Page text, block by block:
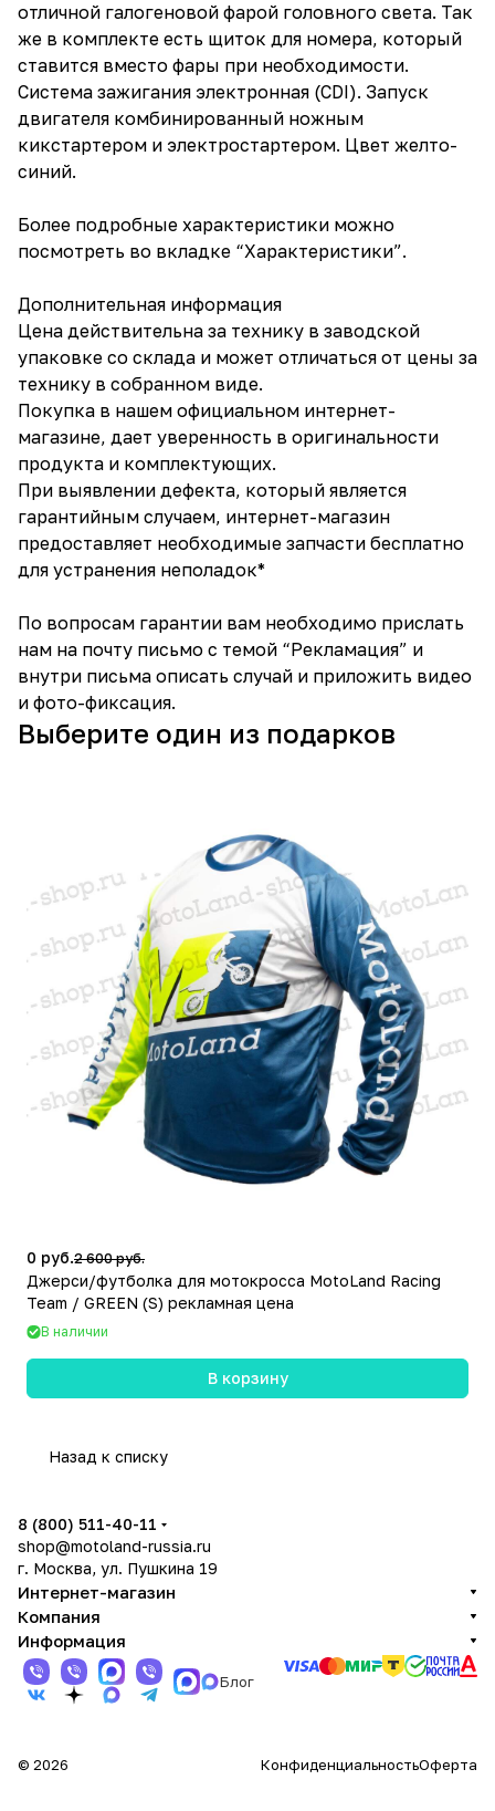
отличной галогеновой фарой головного света. Так
же в комплекте есть щиток для номера, который
ставится вместо фары при необходимости.
Система зажигания электронная (CDI). Запуск
двигателя комбинированный ножным
кикстартером и электростартером. Цвет желто-
синий.
Более подробные характеристики можно
посмотреть во вкладке “Характеристики”.
Дополнительная информация
Цена действительна за технику в заводской
упаковке со склада и может отличаться от цены за
технику в собранном виде.
Покупка в нашем официальном интернет-
магазине, дает уверенность в оригинальности
продукта и комплектующих.
При выявлении дефекта, который является
гарантийным случаем, интернет-магазин
предоставляет необходимые запчасти бесплатно
для устранения неполадок*
По вопросам гарантии вам необходимо прислать
нам на почту письмо с темой “Рекламация” и
внутри письма описать случай и приложить видео
и фото-фиксация.
Выберите один из подарков
0 руб.2 600 руб.
Джерси/футболка для мотокросса MotoLand Racing
Team / GREEN (S) рекламная цена
В наличии
В корзину
Назад к списку
8 (800) 511-40-11
shop@motoland-russia.ru
г. Москва, ул. Пушкина 19
Интернет-магазин
Компания
Информация
Блог
© 2026 КонфиденциальностьОферта